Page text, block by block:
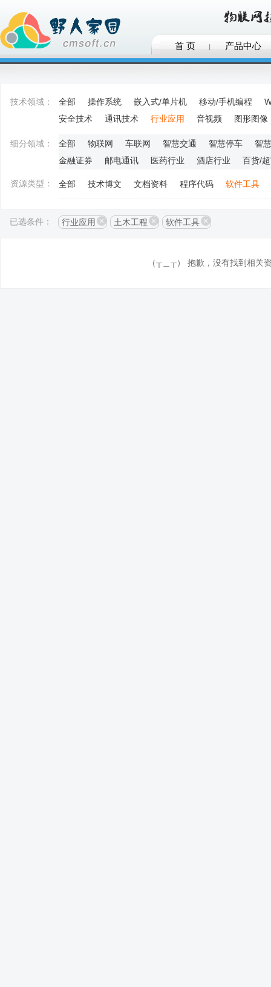
首 页 产品中心
技术领域： 全部 操作系统 嵌入式/单片机 移动/手机编程
安全技术
通讯技术 行业应用 音视频 图形图像
细分领域： 全部 物联网 车联网 智慧交通 智慧停车
智
金融证券
邮电通讯 医药行业 酒店行业 百货/
资源类型： 全部 技术博文 文档资料 程序代码 软件工具
已选条件： 行业应用 土木工程 软件工具
（┬＿┬） 抱歉，没有找到相关